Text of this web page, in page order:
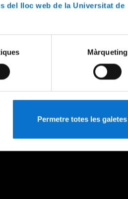
del lloc web de la Universitat de
Màrqueting
Permetre totes les galetes